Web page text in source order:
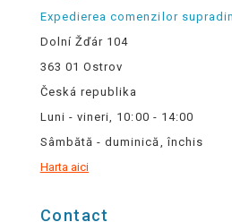
Expedierea comenzilor
Dolní Žďár 104
363 01 Ostrov
Česká republika
Luni - vineri, 10:00 - 14:00
Sâmbătă - duminică, închis
Harta aici
Contact